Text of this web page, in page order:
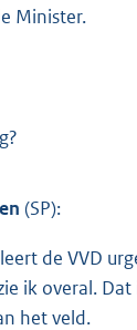
Minister.
(SP):
de VVD
ik overal.
het veld.